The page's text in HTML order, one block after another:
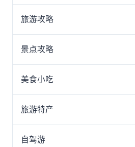
旅游攻略
景点攻略
美食小吃
旅游特产
自驾游